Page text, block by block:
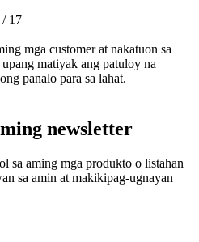
/ 17
mga customer at nakatuon sa
matiyak ang patuloy na
panalo para sa lahat.
newsletter
sa aming mga produkto o listahan
sa amin at makikipag-ugnayan